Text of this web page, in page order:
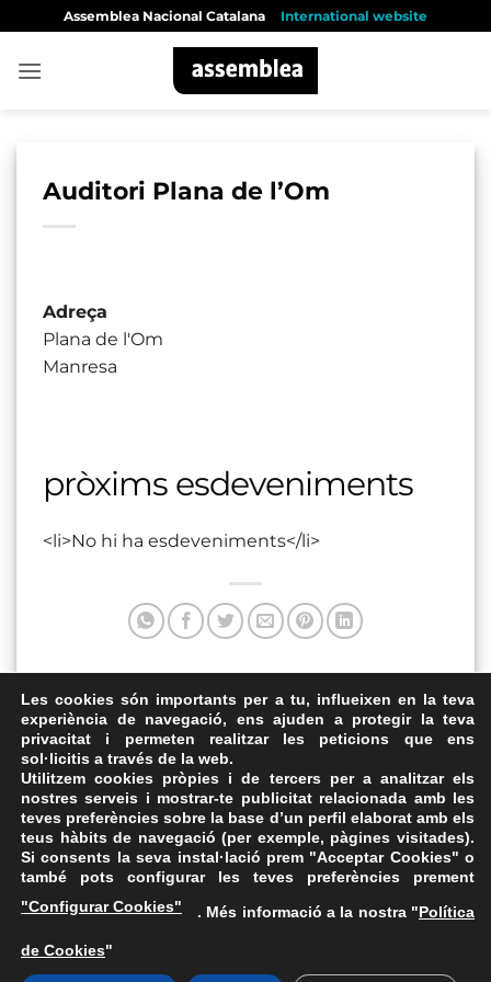
content
Assemblea Nacional Catalana International website
Auditori Plana de l’Om
Adreça
Plana de l'Om
Manresa
pròxims esdeveniments
<li>No hi ha esdeveniments</li>
Aquesta entrada va ser publicada a . Marqui com a favorit
elEnllaç permanent.
Auditori de Can Cortés Centre Cívic
FAQs
ASSEMBLEA NACIONAL CATALANA
Carrer de la Marina, 315, 08025 Barcelona · 93 347 17 14
Les cookies són importants per a tu, influeixen en la teva
experiència de navegació, ens ajuden a protegir la teva
privacitat i permeten realitzar les peticions que ens
sol·licitis a través de la web.
Utilitzem cookies pròpies i de tercers per a analitzar els
nostres serveis i mostrar-te publicitat relacionada amb les
teves preferències sobre la base d’un perfil elaborat amb els
teus hàbits de navegació (per exemple, pàgines visitades).
Si consents la seva instal·lació prem "Acceptar Cookies" o
també pots configurar les teves preferències prement
"Configurar Cookies"
. Més informació a la nostra "Política
de Cookies"